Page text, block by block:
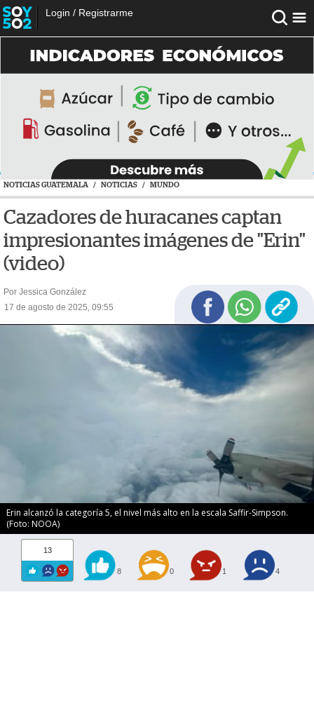
Login / Registrarme
NOTICIAS GUATEMALA / NOTICIAS / MUNDO
Cazadores de huracanes captan
impresionantes imágenes de "Erin"
(video)
Por Jessica González
17 de agosto de 2025, 09:55
Erin alcanzó la categoría 5, el nivel más alto en la escala Saffir-Simpson.
(Foto: NOOA)
13
8 0 1 4